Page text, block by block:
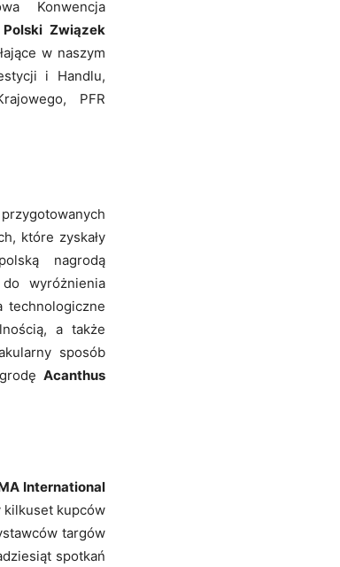
Konwencja
Polski Związek
w naszym
i Handlu,
PFR
które zyskały
nagrodą
wyróżnienia
a także
sposób
Acanthus
International
kilkuset kupców
targów
spotkań